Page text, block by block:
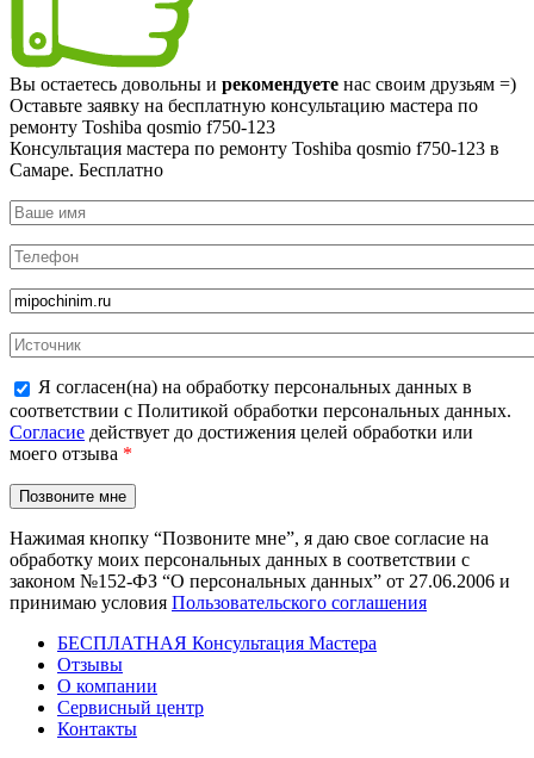
Вы остаетесь довольны и рекомендуете нас своим друзьям =)
Оставьте заявку на бесплатную консультацию мастера по
ремонту Toshiba qosmio f750-123
Консультация мастера по ремонту Toshiba qosmio f750-123 в
Самаре. Бесплатно
Я согласен(на) на обработку персональных данных в
соответствии с Политикой обработки персональных данных.
Согласие действует до достижения целей обработки или
моего отзыва *
Нажимая кнопку “Позвоните мне”, я даю свое согласие на
обработку моих персональных данных в соответствии с
законом №152-ФЗ “О персональных данных” от 27.06.2006 и
принимаю условия Пользовательского соглашения
БЕСПЛАТНАЯ Консультация Мастера
Отзывы
О компании
Сервисный центр
Контакты